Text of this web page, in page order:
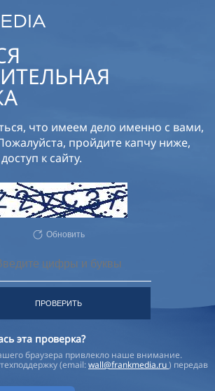
что имеем дело именно с вами,
пройдите капчу ниже,
к сайту.
Обновить
ПРОВЕРИТЬ
эта проверка?
браузера привлекло наше внимание.
(email:wall@frankmedia.ru) передав